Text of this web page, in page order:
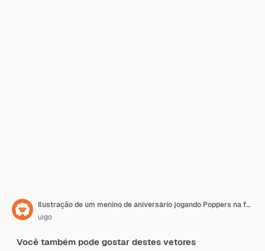
Ilustração de um menino de aniversário jogando Poppers na festa
uigo
Você também pode gostar destes vetores